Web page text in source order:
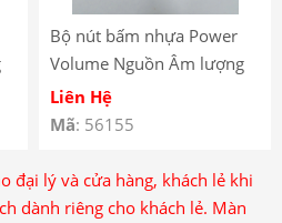
Bộ nút bấm nhựa Power
Volume Nguồn Âm lượng
Oppo Reno 12 Pro
Liên Hệ
Mã: 56155
đại lý và cửa hàng, khách lẻ khi
dành riêng cho khách lẻ. Màn